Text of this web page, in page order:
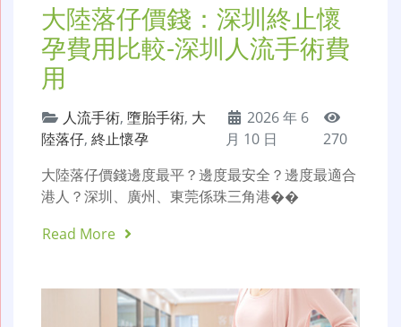
大陸落仔價錢：深圳終止懷
孕費用比較-深圳人流手術費
用
人流手術, 墮胎手術, 大
陸落仔, 終止懷孕
2026 年 6
月 10 日
270
大陸落仔價錢邊度最平？邊度最安全？邊度最適合
港人？深圳、廣州、東莞係珠三角港��
Read More